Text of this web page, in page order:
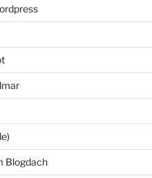
Blogdach